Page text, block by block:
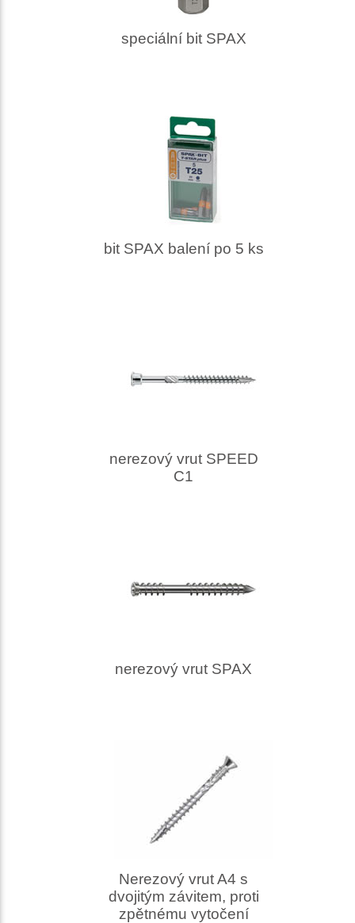
speciální bit SPAX
bit SPAX balení po 5 ks
nerezový vrut SPEED
C1
nerezový vrut SPAX
Nerezový vrut A4 s
dvojitým závitem, proti
zpětnému vytočení